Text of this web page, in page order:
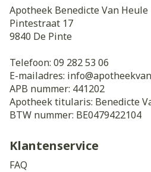
Apotheek Benedicte Van Heule
Pintestraat 17
9840 De Pinte
Telefoon: 09 282 53 06
E-mailadres: info@
APB nummer: 441202
Apotheek titularis: Benedicte
BTW nummer: BE0479422104
Klantenservice
FAQ